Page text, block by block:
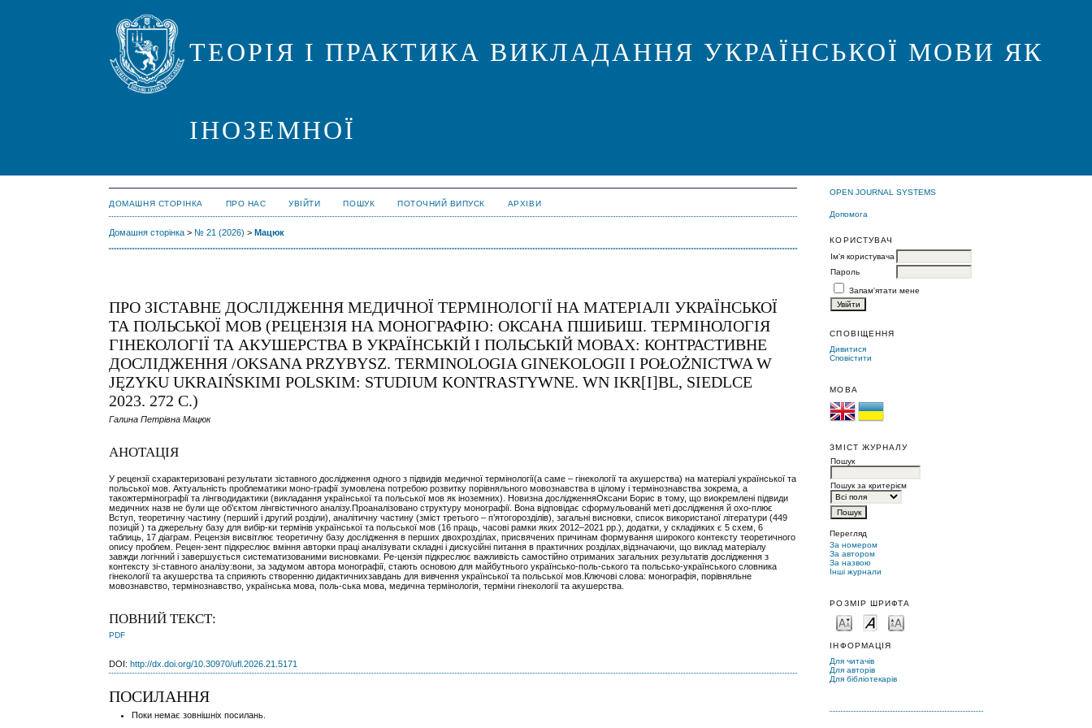
ТЕОРІЯ І ПРАКТИКА ВИКЛАДАННЯ УКРАЇНСЬКОЇ МОВИ ЯК
ІНОЗЕМНОЇ
OPEN JOURNAL SYSTEMS
Допомога
КОРИСТУВАЧ
Ім'я користувача
Пароль
Запам'ятати мене
СПОВІЩЕННЯ
Дивитися
Сповістити
МОВА
ЗМІСТ ЖУРНАЛУ
Пошук
Пошук за критерієм
Перегляд
За номером
За автором
За назвою
Інші журнали
РОЗМІР ШРИФТА
ІНФОРМАЦІЯ
Для читачів
Для авторів
Для бібліотекарів
ДОМАШНЯ СТОРІНКА ПРО НАС УВІЙТИ ПОШУК ПОТОЧНИЙ ВИПУСК АРХІВИ
Домашня сторінка > № 21 (2026) >Мацюк
ПРО ЗІСТАВНЕ ДОСЛІДЖЕННЯ МЕДИЧНОЇ ТЕРМІНОЛОГІЇ НА МАТЕРІАЛІ УКРАЇНСЬКОЇ
ТА ПОЛЬСЬКОЇ МОВ (РЕЦЕНЗІЯ НА МОНОГРАФІЮ: ОКСАНА ПШИБИШ. ТЕРМІНОЛОГІЯ
ГІНЕКОЛОГІЇ ТА АКУШЕРСТВА В УКРАЇНСЬКІЙ І ПОЛЬСЬКІЙ МОВАХ: КОНТРАСТИВНЕ
ДОСЛІДЖЕННЯ /OKSANA PRZYBYSZ. TERMINOLOGIA GINEKOLOGII I POŁOŻNICTWA W
JĘZYKU UKRAIŃSKIMI POLSKIM: STUDIUM KONTRASTYWNЕ. WN IKR[I]BL, SIEDLCE
2023. 272 С.)
Галина Петрівна Мацюк
АНОТАЦІЯ
У рецензії схарактеризовані результати зіставного дослідження одного з підвидів медичної термінології(а саме – гінекології та акушерства) на матеріалі української та
польської мов. Актуальність проблематики моно-графії зумовлена потребою розвитку порівняльного мовознавства в цілому і термінознавства зокрема, а
такожтермінографії та лінгводидактики (викладання української та польської мов як іноземних). Новизна дослідженняОксани Борис в тому, що виокремлені підвиди
медичних назв не були ще об’єктом лінгвістичного аналізу.Проаналізовано структуру монографії. Вона відповідає сформульованій меті дослідження й охо-плює
Вступ, теоретичну частину (перший і другий розділи), аналітичну частину (зміст третього – п’ятогорозділів), загальні висновки, список використаної літератури (449
позицій ) та джерельну базу для вибір-ки термінів української та польської мов (16 праць, часові рамки яких 2012–2021 рр.), додатки, у складіяких є 5 схем, 6
таблиць, 17 діаграм. Рецензія висвітлює теоретичну базу дослідження в перших двохрозділах, присвячених причинам формування широкого контексту теоретичного
опису проблем. Рецен-зент підкреслює вміння авторки праці аналізувати складні і дискусійні питання в практичних розділах,відзначаючи, що виклад матеріалу
завжди логічний і завершується систематизованими висновками. Ре-цензія підкреслює важливість самостійно отриманих загальних результатів дослідження з
контексту зі-ставного аналізу:вони, за задумом автора монографії, стають основою для майбутнього українсько-поль-ського та польсько-українського словника
гінекології та акушерства та сприяють створенню дидактичнихзавдань для вивчення української та польської мов.Ключові слова: монографія, порівняльне
мовознавство, термінознавство, українська мова, поль-ська мова, медична термінологія, терміни гінекології та акушерства.
ПОВНИЙ ТЕКСТ:
PDF
DOI:http://dx.doi.org/10.30970/ufl.2026.21.5171
ПОСИЛАННЯ
Поки немає зовнішніх посилань.